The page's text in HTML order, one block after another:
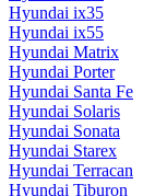
Hyundai ix35
Hyundai ix55
Hyundai Matrix
Hyundai Porter
Hyundai Santa Fe
Hyundai Solaris
Hyundai Sonata
Hyundai Starex
Hyundai Terracan
Hyundai Tiburon